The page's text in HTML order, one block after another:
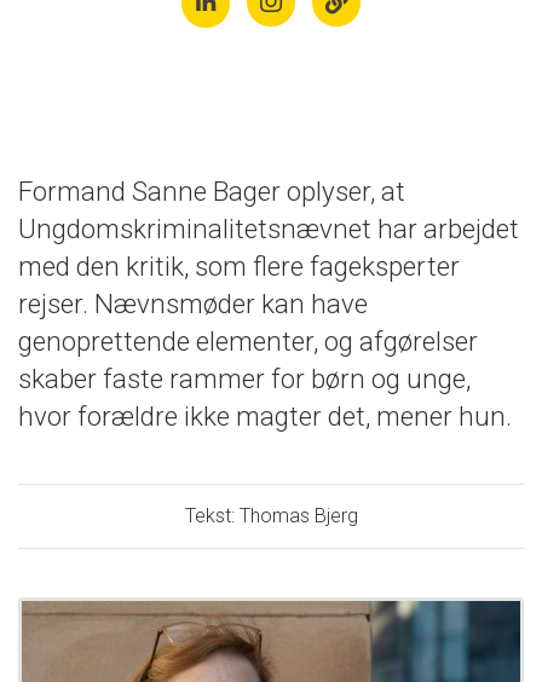
Formand Sanne Bager oplyser, at
Ungdomskriminalitetsnævnet har arbejdet
med den kritik, som flere fageksperter
rejser. Nævnsmøder kan have
genoprettende elementer, og afgørelser
skaber faste rammer for børn og unge,
hvor forældre ikke magter det, mener hun.
Tekst: Thomas Bjerg